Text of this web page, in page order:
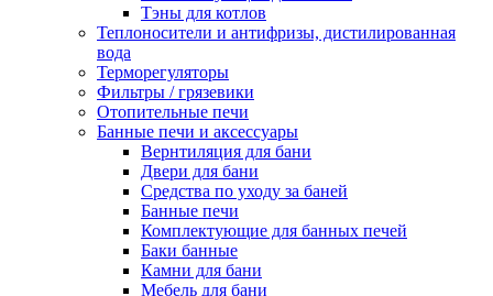
Тэны для котлов
Теплоносители и антифризы, дистилированная
вода
Терморегуляторы
Фильтры / грязевики
Отопительные печи
Банные печи и аксессуары
Вернтиляция для бани
Двери для бани
Средства по уходу за баней
Банные печи
Комплектующие для банных печей
Баки банные
Камни для бани
Мебель для бани